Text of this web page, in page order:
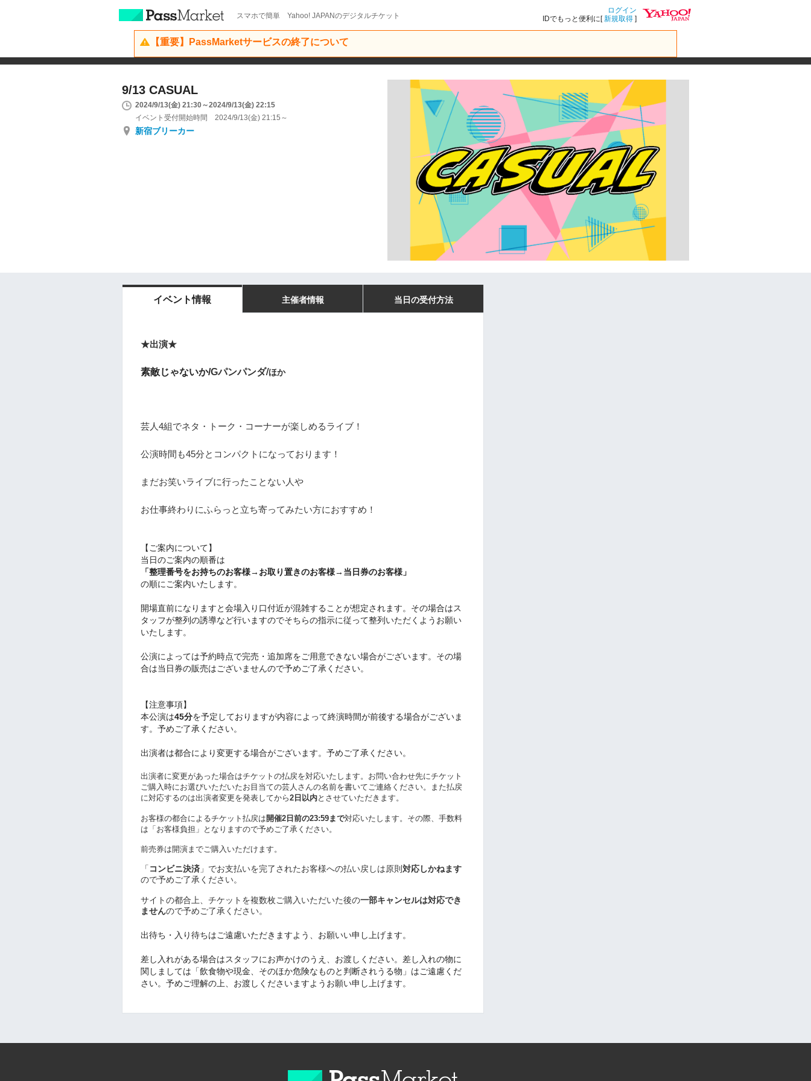
スマホで簡単 Yahoo! JAPANのデジタルチケット
ログイン
IDでもっと便利に[新規取得 ]
【重要】PassMarketサービスの終了について
9/13 CASUAL
2024/9/13(金) 21:30～2024/9/13(金) 22:15
イベント受付開始時間 2024/9/13(金) 21:15～
新宿ブリーカー
イベント情報 主催者情報 当日の受付方法
★出演★
素敵じゃないか/Gパンパンダ/ほか
芸人4組でネタ・トーク・コーナーが楽しめるライブ！
公演時間も45分とコンパクトになっております！
まだお笑いライブに行ったことない人や
お仕事終わりにふらっと立ち寄ってみたい方におすすめ！
【ご案内について】
︎当日のご案内の順番は
「整理番号をお持ちのお客様→お取り置きのお客様→当日券のお客様」
の順にご案内いたします。
︎開場直前になりますと会場入り口付近が混雑することが想定されます。その場合はス
タッフが整列の誘導など行いますのでそちらの指示に従って整列いただくようお願い
いたします。
︎公演によっては予約時点で完売・追加席をご用意できない場合がございます。その場
合は当日券の販売はございませんので予めご了承ください。
【注意事項】
︎本公演は45分を予定しておりますが内容によって終演時間が前後する場合がございま
す。予めご了承ください。
︎出演者は都合により変更する場合がございます。予めご了承ください。
︎出演者に変更があった場合はチケットの払戻を対応いたします。お問い合わせ先にチケット
ご購入時にお選びいただいたお目当ての芸人さんの名前を書いてご連絡ください。また払戻
に対応するのは出演者変更を発表してから2日以内とさせていただきます。
お客様の都合によるチケット払戻は 開催2日前の23:59まで対応いたします。その際、 手数料
は「お客様負担」となりますので予めご了承ください。
前売券は開演までご購入いただけます。
「 コンビニ決済 」でお支払いを完了されたお客様への払い戻しは原則 対応しかねます
ので予めご了承ください。
サイトの都合上、チケットを複数枚ご購入いただいた後の一部キャンセルは対応でき
ませんので予めご了承ください。
︎出待ち・入り待ちはご遠慮いただきますよう、お願いい申し上げます。
︎差し入れがある場合はスタッフにお声かけのうえ、お渡しください。差し入れの物に
関しましては「飲食物や現金、そのほか危険なものと判断されうる物」はご遠慮くだ
さい。予めご理解の上、お渡しくださいますようお願い申し上げます。